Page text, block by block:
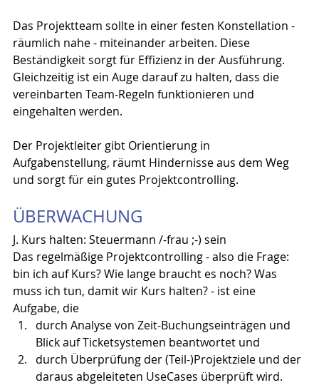
Das Projektteam sollte in einer festen Konstellation -
räumlich nahe - miteinander arbeiten. Diese
Beständigkeit sorgt für Effizienz in der Ausführung.
Gleichzeitig ist ein Auge darauf zu halten, dass die
vereinbarten Team-Regeln funktionieren und
eingehalten werden.
Der Projektleiter gibt Orientierung in
Aufgabenstellung, räumt Hindernisse aus dem Weg
und sorgt für ein gutes Projektcontrolling.
ÜBERWACHUNG
J. Kurs halten: Steuermann /-frau ;-) sein
Das regelmäßige Projektcontrolling - also die Frage:
bin ich auf Kurs? Wie lange braucht es noch? Was
muss ich tun, damit wir Kurs halten? - ist eine
Aufgabe, die
durch Analyse von Zeit-Buchungseinträgen und
Blick auf Ticketsystemen beantwortet und
durch Überprüfung der (Teil-)Projektziele und der
daraus abgeleiteten UseCases überprüft wird.